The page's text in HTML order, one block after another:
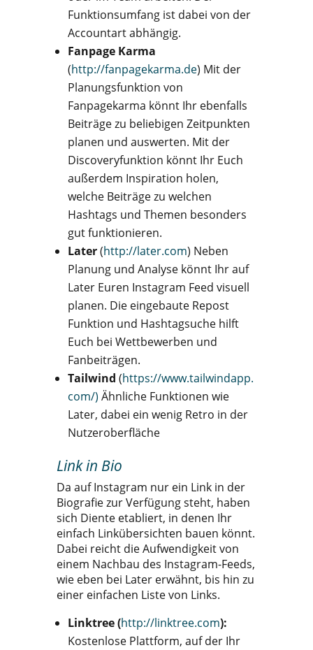
Funktionsumfang ist dabei von der
Accountart abhängig.
Fanpage Karma
(http://fanpagekarma.de) Mit der
Planungsfunktion von
Fanpagekarma könnt Ihr ebenfalls
Beiträge zu beliebigen Zeitpunkten
planen und auswerten. Mit der
Discoveryfunktion könnt Ihr Euch
außerdem Inspiration holen,
welche Beiträge zu welchen
Hashtags und Themen besonders
gut funktionieren.
Later(http://later.com) Neben
Planung und Analyse könnt Ihr auf
Later Euren Instagram Feed visuell
planen. Die eingebaute Repost
Funktion und Hashtagsuche hilft
Euch bei Wettbewerben und
Fanbeiträgen.
Tailwind (https://www.tailwindapp.
com/) Ähnliche Funktionen wie
Later, dabei ein wenig Retro in der
Nutzeroberfläche
Link in Bio
Da auf Instagram nur ein Link in der
Biografie zur Verfügung steht, haben
sich Diente etabliert, in denen Ihr
einfach Linkübersichten bauen könnt.
Dabei reicht die Aufwendigkeit von
einem Nachbau des Instagram-Feeds,
wie eben bei Later erwähnt, bis hin zu
einer einfachen Liste von Links.
Linktree (http://linktree.com):
Kostenlose Plattform, auf der Ihr